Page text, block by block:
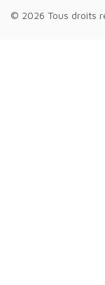
© 2026 Tous droits